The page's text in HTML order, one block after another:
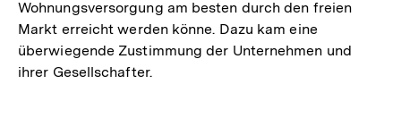
Wohnungsversorgung am besten durch den freien
Markt erreicht werden könne. Dazu kam eine
überwiegende Zustimmung der Unternehmen und
ihrer Gesellschafter.